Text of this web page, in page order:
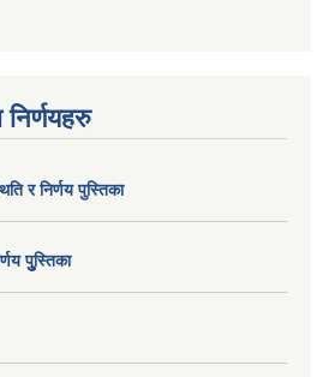
निर्णयहरु
र निर्णय पुस्तिका
पुु्स्तिका